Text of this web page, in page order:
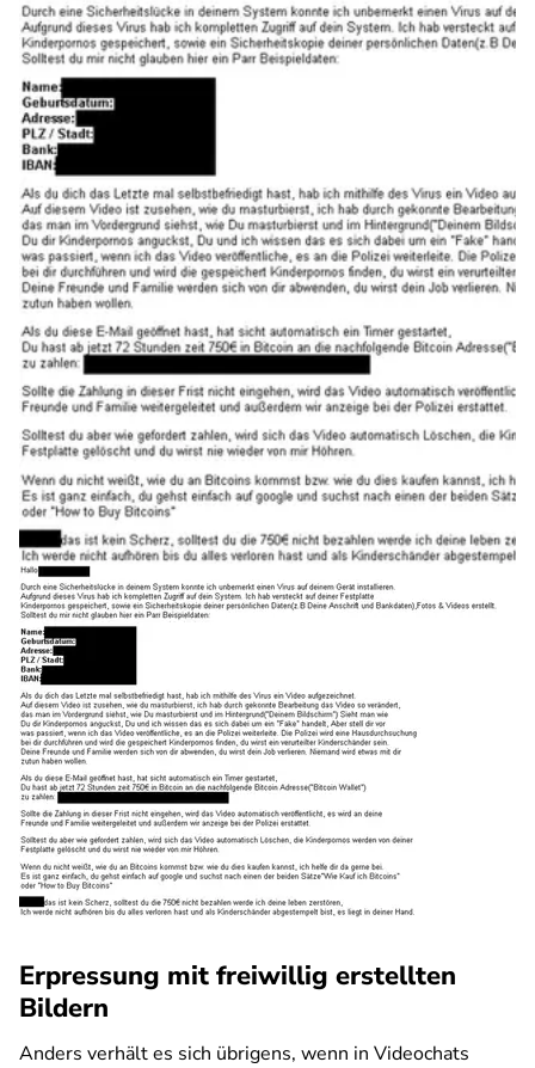
Erpressung mit freiwillig erstellten
Bildern
Anders verhält es sich übrigens, wenn in Videochats